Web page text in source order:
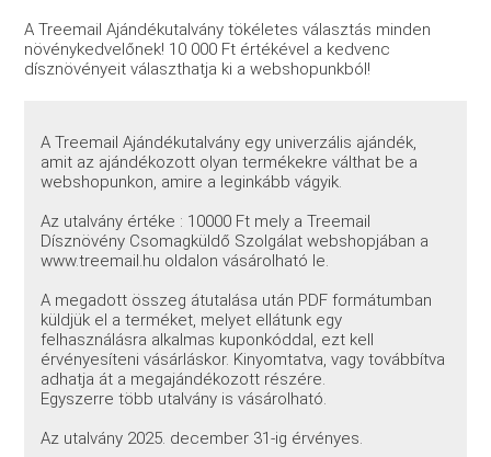
A Treemail Ajándékutalvány tökéletes választás minden
növénykedvelőnek! 10 000 Ft értékével a kedvenc
dísznövényeit választhatja ki a webshopunkból!
A Treemail Ajándékutalvány egy univerzális ajándék,
amit az ajándékozott olyan termékekre válthat be a
webshopunkon, amire a leginkább vágyik.
Az utalvány értéke : 10000 Ft mely a Treemail
Dísznövény Csomagküldő Szolgálat webshopjában a
www.treemail.hu oldalon vásárolható le.
A megadott összeg átutalása után PDF formátumban
küldjük el a terméket, melyet ellátunk egy
felhasználásra alkalmas kuponkóddal, ezt kell
érvényesíteni vásárláskor. Kinyomtatva, vagy továbbítva
adhatja át a megajándékozott részére.
Egyszerre több utalvány is vásárolható.
Az utalvány 2025. december 31-ig érvényes.